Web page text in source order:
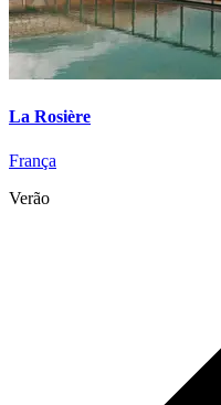
La Rosière
França
Verão